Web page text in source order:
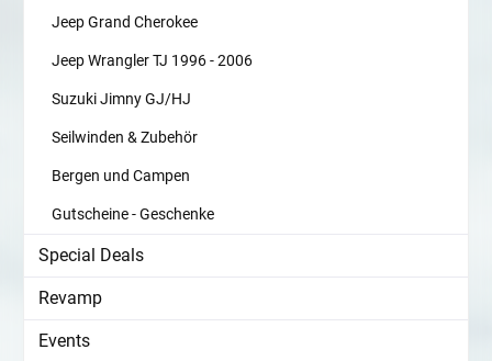
Jeep Grand Cherokee
Jeep Wrangler TJ 1996 - 2006
Suzuki Jimny GJ/HJ
Seilwinden & Zubehör
Bergen und Campen
Gutscheine - Geschenke
Special Deals
Revamp
Events